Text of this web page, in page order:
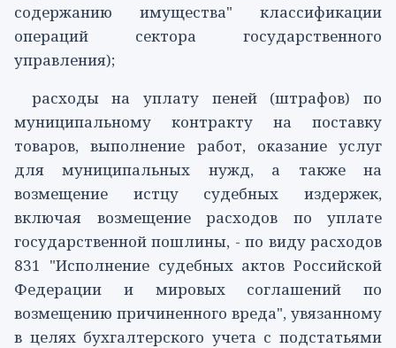
содержанию имущества" классификации
операций сектора государственного
управления);
расходы на уплату пеней (штрафов) по
муниципальному контракту на поставку
товаров, выполнение работ, оказание услуг
для муниципальных нужд, а также на
возмещение истцу судебных издержек,
включая возмещение расходов по уплате
государственной пошлины, - по виду расходов
831 "Исполнение судебных актов Российской
Федерации и мировых соглашений по
возмещению причиненного вреда", увязанному
в целях бухгалтерского учета с подстатьями